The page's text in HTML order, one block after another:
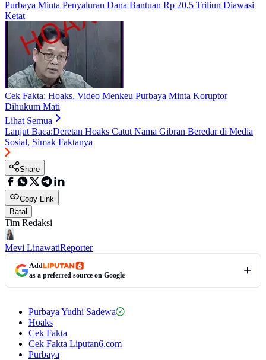
Purbaya Minta Penyaluran Dana Bantuan Rp 20,5 Triliun Diawasi
Ketat
Cek Fakta: Hoaks, Video Menkeu Purbaya Minta Koruptor
Dihukum Mati
Lihat Semua
Lanjut Baca:Deretan Hoaks Catut Nama Gibran Beredar di Media
Sosial, Simak Faktanya
Share
Copy Link
Batal
Tim Redaksi
Mevi LinawatiReporter
Add
as a preferred source on Google
Purbaya Yudhi Sadewa
Hoaks
Cek Fakta
Cek Fakta Liputan6.com
Purbaya